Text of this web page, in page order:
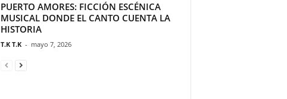
PUERTO AMORES: FICCIÓN ESCÉNICA
MUSICAL DONDE EL CANTO CUENTA LA
HISTORIA
T.K T.K - mayo 7, 2026